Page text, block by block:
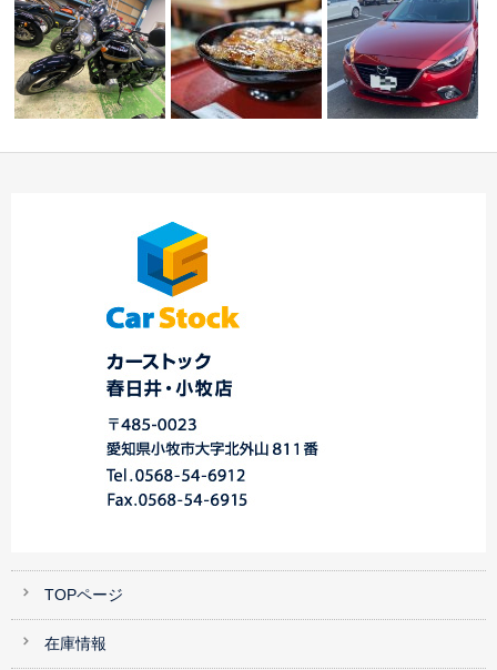
す！ ☆中川・港店
TOPページ
在庫情報